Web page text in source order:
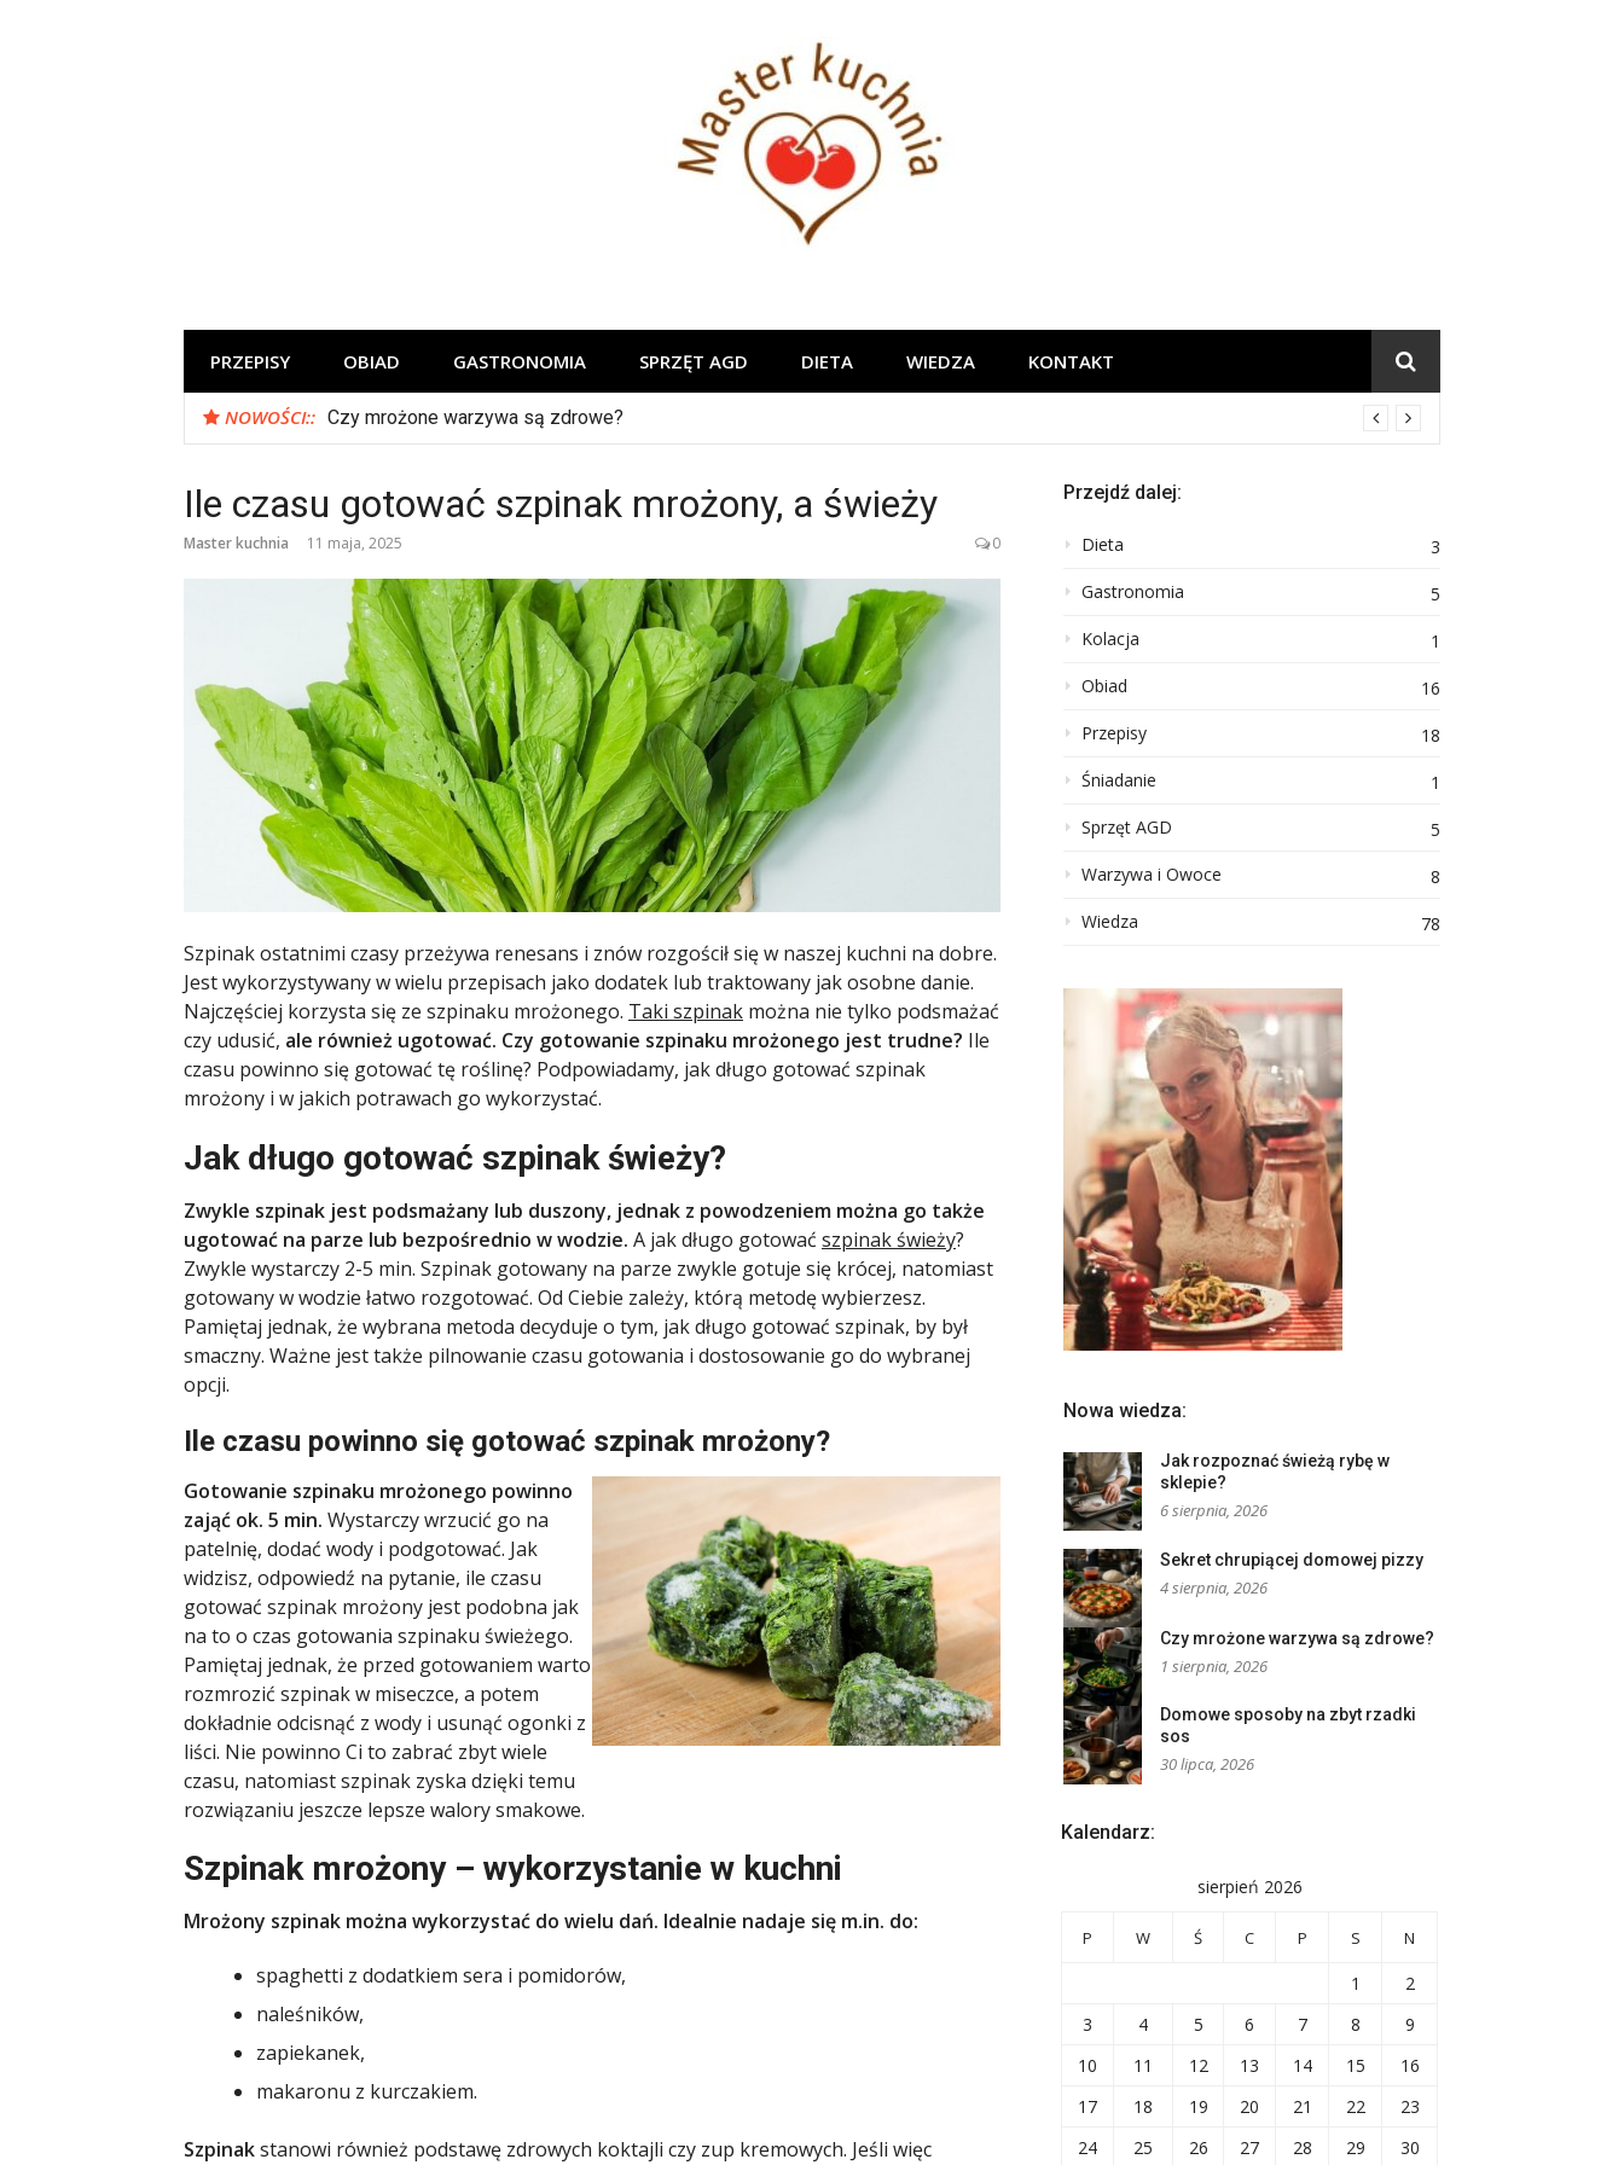
PRZEPISY OBIAD GASTRONOMIA SPRZĘT AGD DIETA WIEDZA KONTAKT
NOWOŚCI:: Czy mrożone warzywa są zdrowe?
Ile czasu gotować szpinak mrożony, a świeży
Master kuchnia 11 maja, 2025 0
Szpinak ostatnimi czasy przeżywa renesans i znów rozgościł się w naszej kuchni na dobre.
Jest wykorzystywany w wielu przepisach jako dodatek lub traktowany jak osobne danie.
Najczęściej korzysta się ze szpinaku mrożonego. Taki szpinak można nie tylko podsmażać
czy udusić, ale również ugotować. Czy gotowanie szpinaku mrożonego jest trudne? Ile
czasu powinno się gotować tę roślinę? Podpowiadamy, jak długo gotować szpinak
mrożony i w jakich potrawach go wykorzystać.
Jak długo gotować szpinak świeży?
Zwykle szpinak jest podsmażany lub duszony, jednak z powodzeniem można go także
ugotować na parze lub bezpośrednio w wodzie. A jak długo gotować szpinak świeży?
Zwykle wystarczy 2-5 min. Szpinak gotowany na parze zwykle gotuje się krócej, natomiast
gotowany w wodzie łatwo rozgotować. Od Ciebie zależy, którą metodę wybierzesz.
Pamiętaj jednak, że wybrana metoda decyduje o tym, jak długo gotować szpinak, by był
smaczny. Ważne jest także pilnowanie czasu gotowania i dostosowanie go do wybranej
opcji.
Ile czasu powinno się gotować szpinak mrożony?
Gotowanie szpinaku mrożonego powinno
zająć ok. 5 min. Wystarczy wrzucić go na
patelnię, dodać wody i podgotować. Jak
widzisz, odpowiedź na pytanie, ile czasu
gotować szpinak mrożony jest podobna jak
na to o czas gotowania szpinaku świeżego.
Pamiętaj jednak, że przed gotowaniem warto
rozmrozić szpinak w miseczce, a potem
dokładnie odcisnąć z wody i usunąć ogonki z
liści. Nie powinno Ci to zabrać zbyt wiele
czasu, natomiast szpinak zyska dzięki temu
rozwiązaniu jeszcze lepsze walory smakowe.
Szpinak mrożony – wykorzystanie w kuchni
Mrożony szpinak można wykorzystać do wielu dań. Idealnie nadaje się m.in. do:
spaghetti z dodatkiem sera i pomidorów,
naleśników,
zapiekanek,
makaronu z kurczakiem.
Szpinakstanowi również podstawę zdrowych koktajli czy zup kremowych. Jeśli więc
Przejdź dalej:
Dieta
3
Gastronomia
5
Kolacja
1
Obiad
16
Przepisy
18
Śniadanie
1
Sprzęt AGD
5
Warzywa i Owoce
8
Wiedza
78
Nowa wiedza:
Jak rozpoznać świeżą rybę w
sklepie?
6 sierpnia, 2026
Sekret chrupiącej domowej pizzy
4 sierpnia, 2026
Czy mrożone warzywa są zdrowe?
1 sierpnia, 2026
Domowe sposoby na zbyt rzadki
sos
30 lipca, 2026
Kalendarz:
sierpień 2026
P W Ś C P S N
1
2
3
4 5 6 7 8
9
10
11 12 13 14 15
16
17
18 19 20 21 22
23
24
25 26 27 28 29
30